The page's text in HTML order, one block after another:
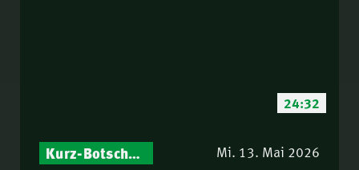
24:32
Kurz-Botschaften – Biblische Impulse mit Zukunft im Blick Mi. 13. Mai 2026